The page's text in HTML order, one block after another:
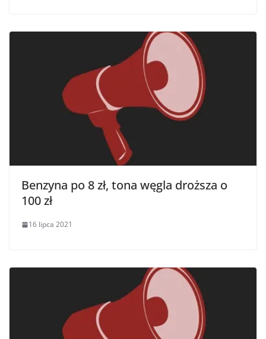
Benzyna po 8 zł, tona węgla droższa o
100 zł
16 lipca 2021